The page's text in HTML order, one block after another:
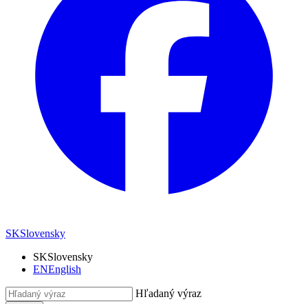
SKSlovensky
SKSlovensky
ENEnglish
Hľadaný výraz